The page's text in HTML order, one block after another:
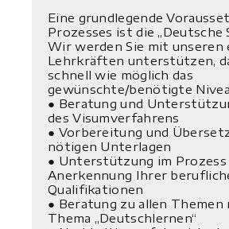
Eine grundlegende
Prozesses ist die „Deutsche
Wir werden Sie mit unseren
Lehrkräften unterstützen,
schnell wie möglich das
gewünschte/benötigte
● Beratung und
des Visumverfahrens
● Vorbereitung und
nötigen Unterlagen
● Unterstützung im Prozess
Anerkennung Ihrer
Qualifikationen
● Beratung zu allen Themen
Thema „Deutschlernen“